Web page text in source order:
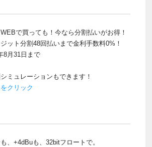
で買っても！今なら分割払いがお得！
ット分割48回払いまで金利手数料0%！
8月31日まで
ミュレーションもできます！
クリック
、+4dBuも、32bitフロートで。